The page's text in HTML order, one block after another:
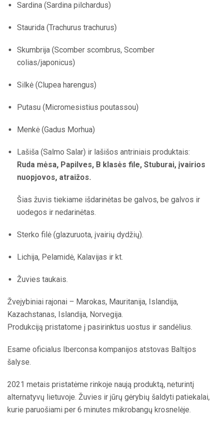
Sardina (Sardina pilchardus)
Staurida (Trachurus trachurus)
Skumbrija (Scomber scombrus, Scomber
colias/japonicus)
Silkė (Clupea harengus)
Putasu (Micromesistius poutassou)
Menkė (Gadus Morhua)
Lašiša (Salmo Salar) ir lašišos antriniais produktais:
Ruda mėsa, Papilves, B klasės file, Stuburai, įvairios
nuopjovos, atraižos.
Šias žuvis tiekiame išdarinėtas be galvos, be galvos ir
uodegos ir nedarinėtas.
Sterko filė (glazuruota, įvairių dydžių).
Lichija, Pelamidė, Kalavijas ir kt.
Žuvies taukais.
Žvejybiniai rajonai – Marokas, Mauritanija, Islandija,
Kazachstanas, Islandija, Norvegija.
Produkciją pristatome į pasirinktus uostus ir sandėlius.
Esame oficialus Iberconsa kompanijos atstovas Baltijos
šalyse.
2021 metais pristatėme rinkoje naują produktą, neturintį
alternatyvų lietuvoje. Žuvies ir jūrų gėrybių šaldyti patiekalai,
kurie paruošiami per 6 minutes mikrobangų krosnelėje.